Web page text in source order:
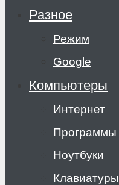
Разное
Режим
Google
Компьютеры
Интернет
Программы
Ноутбуки
Клавиатуры